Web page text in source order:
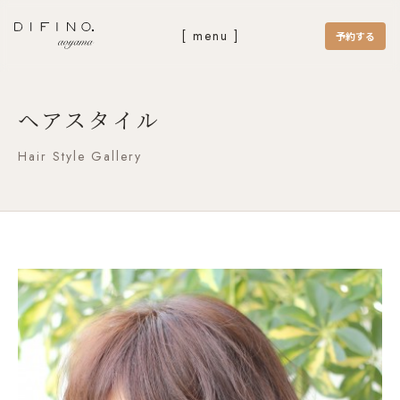
[ menu ] 予約する
ヘアスタイル
Hair Style Gallery